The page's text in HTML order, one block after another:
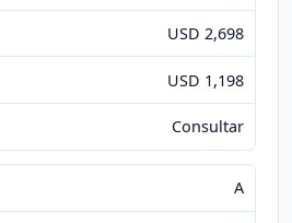
USD 2,698
USD 1,198
Consultar
A